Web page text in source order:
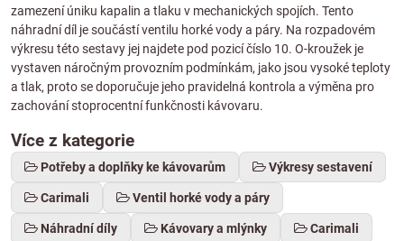
zamezení úniku kapalin a tlaku v mechanických spojích. Tento
náhradní díl je součástí ventilu horké vody a páry. Na rozpadovém
výkresu této sestavy jej najdete pod pozicí číslo 10. O-kroužek je
vystaven náročným provozním podmínkám, jako jsou vysoké teploty
a tlak, proto se doporučuje jeho pravidelná kontrola a výměna pro
zachování stoprocentní funkčnosti kávovaru.
Více z kategorie
Potřeby a doplňky ke kávovarům Výkresy sestavení
Carimali Ventil horké vody a páry
Náhradní díly Kávovary a mlýnky Carimali